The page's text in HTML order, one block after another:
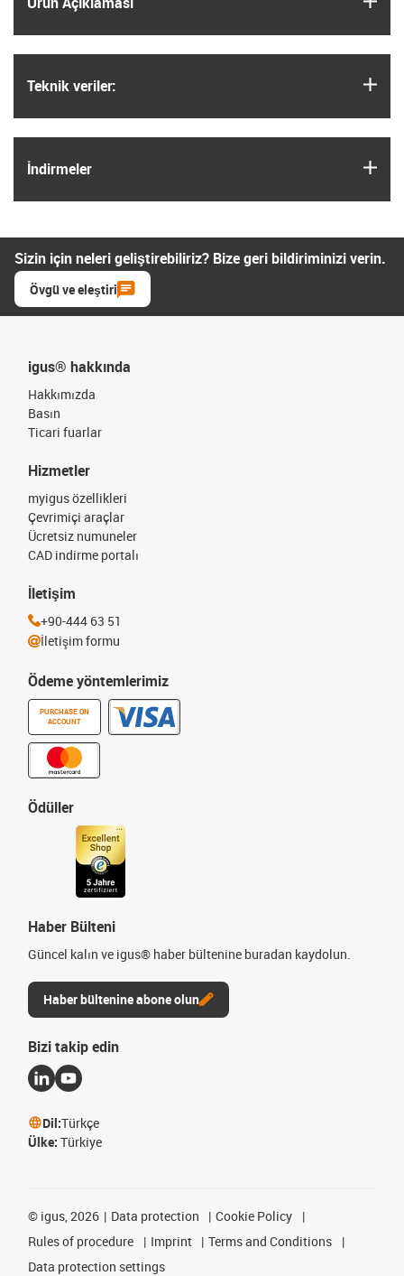
Teknik veriler:
İndirmeler
Sizin için neleri geliştirebiliriz? Bize geri bildiriminizi verin.
Övgü ve eleştiri
igus® hakkında
Hakkımızda
Basın
Ticari fuarlar
Ödeme yöntemlerimiz
PURCHASE ON
ACCOUNT
Hizmetler
myigus özellikleri
Çevrimiçi araçlar
Ücretsiz numuneler
CAD indirme portalı
Ödüller
Haber Bülteni
Güncel kalın ve igus® haber bültenine buradan kaydolun.
Haber bültenine abone olun
İletişim
+90-444 63 51
İletişim formu
Bizi takip edin
Dil:Türkçe
Ülke: Türkiye
© igus, 2026 Data protection
Cookie Policy
Rules of procedure
Imprint
Terms and Conditions
Data protection settings